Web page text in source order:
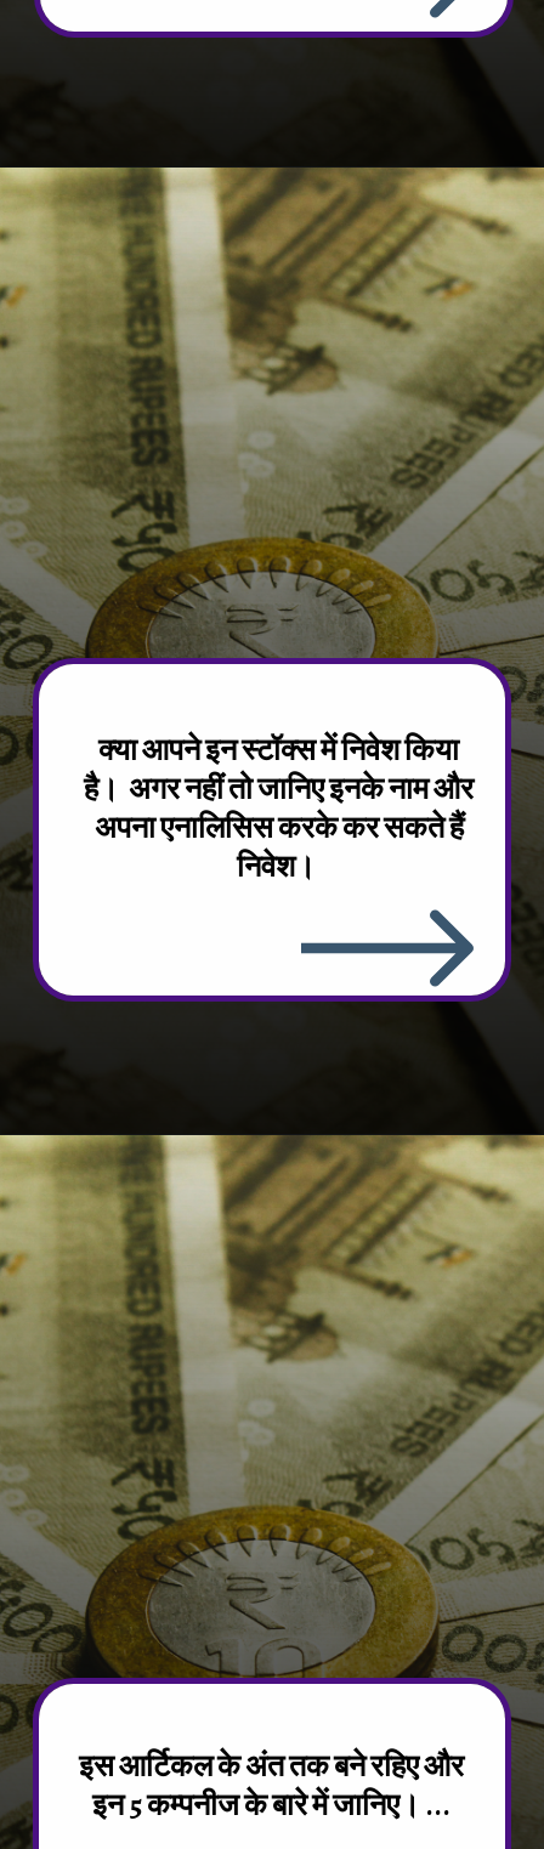
क्या आपने इन स्टॉक्स में निवेश किया
है। अगर नहीं तो जानिए इनके नाम और
अपना एनालिसिस करके कर सकते हैं
निवेश।
इस आर्टिकल के अंत तक बने रहिए और
इन 5 कम्पनीज के बारे में जानिए। ...